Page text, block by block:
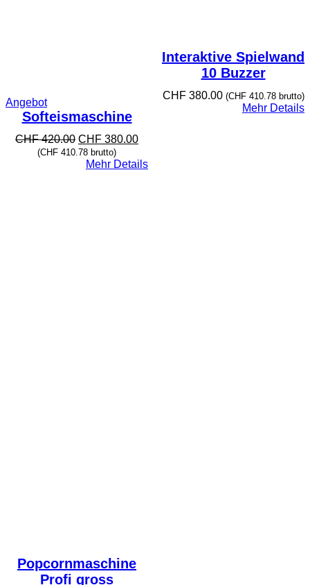
AngebotProdukt
im
Angebot
Softeismaschine
CHF420.00 Ursprünglicher
Preis
war:
CHF 380.00Aktueller
ist:
(CHF 410.78 brutto)
Mehr Details
Interaktive Spielwand
10 Buzzer
CHF380.00 (CHF410.78brutto)
Mehr Details
Popcornmaschine
Profi gross